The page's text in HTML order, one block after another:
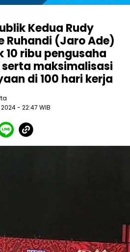
Kedua Rudy
Ruhandi (Jaro Ade)
ribu pengusaha
maksimalisasi
di 100 hari kerja
- 22:47 WIB